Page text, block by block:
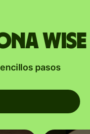
Wise
pasos